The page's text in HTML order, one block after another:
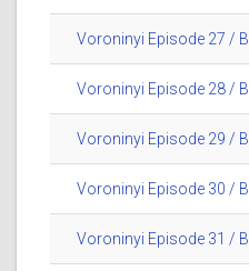
Voroninyi Episode 27 /
Voroninyi Episode 28 /
Voroninyi Episode 29 /
Voroninyi Episode 30 /
Voroninyi Episode 31 /